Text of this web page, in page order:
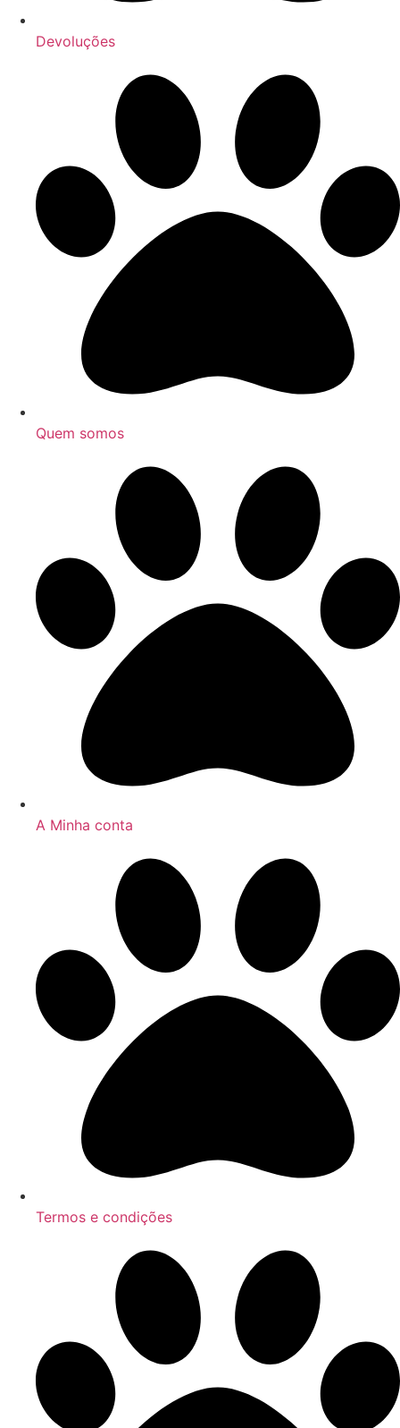
Devoluções
Quem somos
A Minha conta
Termos e condições